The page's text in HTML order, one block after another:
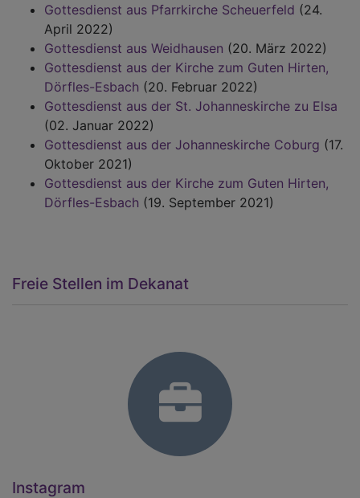
Gottesdienst aus Pfarrkirche Scheuerfeld (24.
April 2022)
Gottesdienst aus Weidhausen (20. März 2022)
Gottesdienst aus der Kirche zum Guten Hirten,
Dörfles-Esbach (20. Februar 2022)
Gottesdienst aus der St. Johanneskirche zu Elsa
(02. Januar 2022)
Gottesdienst aus der Johanneskirche Coburg (17.
Oktober 2021)
Gottesdienst aus der Kirche zum Guten Hirten,
Dörfles-Esbach (19. September 2021)
Freie Stellen im Dekanat
Instagram